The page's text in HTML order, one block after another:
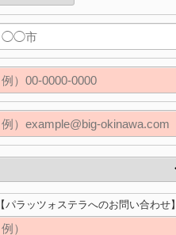
【パラッツォステラへのお問い合わせ】